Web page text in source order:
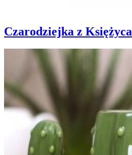
Czarodziejka z Księżyca